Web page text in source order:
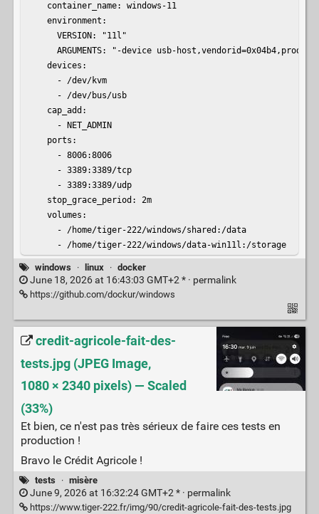
    container_name: windows-11
    environment:
      VERSION: "11l"
ARGUMENTS: "-device usb-
    devices:
      - /dev/kvm
      - /dev/bus/usb
    cap_add:
      - NET_ADMIN
    ports:
      - 8006:8006
      - 3389:3389/tcp
      - 3389:3389/udp
    stop_grace_period: 2m
    volumes:
      - /home/tiger-222/windows/shared:/data
      - /home/tiger-222/windows/data-win11l:/storage
windows · linux · docker
June 18, 2026 at 16:43:03 GMT+2 * · permalink
https://github.com/dockur/windows
credit-agricole-fait-des-
tests.jpg (JPEG Image,
1080 × 2340 pixels) — Scaled
(33%)
Et bien, ce n'est pas très sérieux de faire ces tests en
production !
Bravo le Crédit Agricole !
tests · misère
June 9, 2026 at 16:32:24 GMT+2 * · permalink
https://www.tiger-222.fr/img/90/credit-agricole-fait-des-tests.jpg